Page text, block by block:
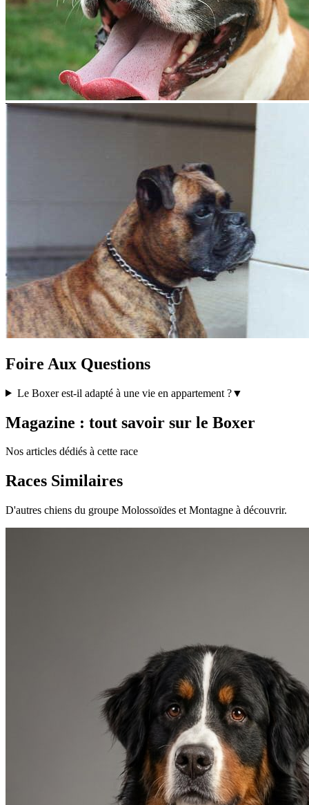
Foire Aux Questions
Le Boxer est-il adapté à une vie en appartement ?▼
Magazine : tout savoir sur le Boxer
Nos articles dédiés à cette race
Races Similaires
D'autres chiens du groupe Molossoïdes et Montagne à découvrir.